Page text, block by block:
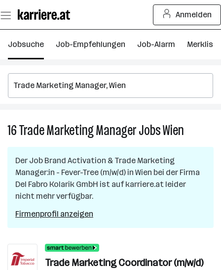
Seiteninhalt
springen
Anmelden
Jobsuche Job-Empfehlungen Job-Alarm Merkliste
16Trade Marketing ManagerJobsWien
Marketing
Jobs
in
Der Job Brand Activation & Trade Marketing
Manager:in - Fever-Tree (m/w/d) in Wien bei der Firma
Del Fabro Kolarik GmbH ist auf karriere.at leider
nicht mehr verfügbar.
Firmenprofil anzeigen
Trade Marketing Coordinator (m/w/d)